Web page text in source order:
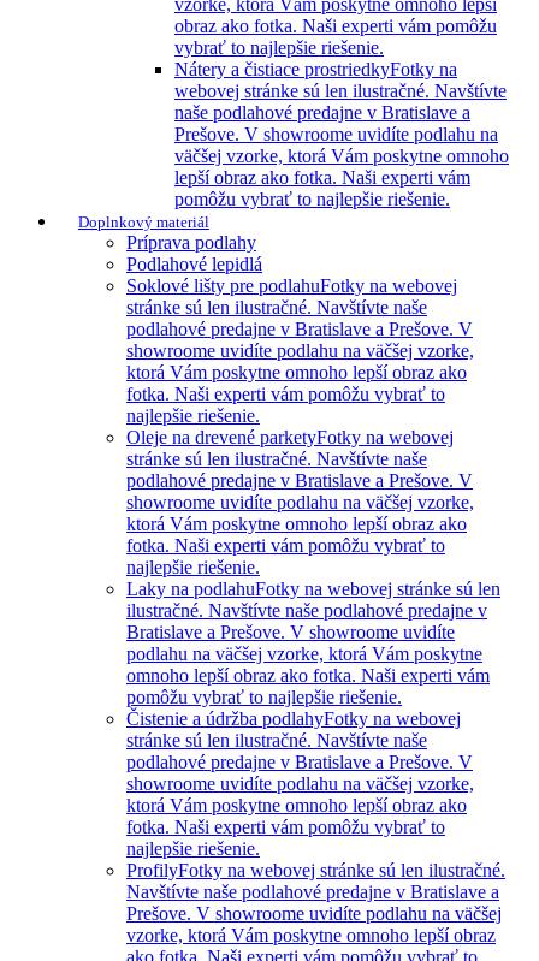
vzorke, ktorá Vám poskytne omnoho lepší
obraz ako fotka. Naši experti vám pomôžu
vybrať to najlepšie riešenie.
Nátery a čistiace prostriedkyFotky na
webovej stránke sú len ilustračné. Navštívte
naše podlahové predajne v Bratislave a
Prešove. V showroome uvidíte podlahu na
väčšej vzorke, ktorá Vám poskytne omnoho
lepší obraz ako fotka. Naši experti vám
pomôžu vybrať to najlepšie riešenie.
Doplnkový materiál
Príprava podlahy
Podlahové lepidlá
Soklové lišty pre podlahuFotky na webovej
stránke sú len ilustračné. Navštívte naše
podlahové predajne v Bratislave a Prešove. V
showroome uvidíte podlahu na väčšej vzorke,
ktorá Vám poskytne omnoho lepší obraz ako
fotka. Naši experti vám pomôžu vybrať to
najlepšie riešenie.
Oleje na drevené parketyFotky na webovej
stránke sú len ilustračné. Navštívte naše
podlahové predajne v Bratislave a Prešove. V
showroome uvidíte podlahu na väčšej vzorke,
ktorá Vám poskytne omnoho lepší obraz ako
fotka. Naši experti vám pomôžu vybrať to
najlepšie riešenie.
Laky na podlahuFotky na webovej stránke sú len
ilustračné. Navštívte naše podlahové predajne v
Bratislave a Prešove. V showroome uvidíte
podlahu na väčšej vzorke, ktorá Vám poskytne
omnoho lepší obraz ako fotka. Naši experti vám
pomôžu vybrať to najlepšie riešenie.
Čistenie a údržba podlahyFotky na webovej
stránke sú len ilustračné. Navštívte naše
podlahové predajne v Bratislave a Prešove. V
showroome uvidíte podlahu na väčšej vzorke,
ktorá Vám poskytne omnoho lepší obraz ako
fotka. Naši experti vám pomôžu vybrať to
najlepšie riešenie.
ProfilyFotky na webovej stránke sú len ilustračné.
Navštívte naše podlahové predajne v Bratislave a
Prešove. V showroome uvidíte podlahu na väčšej
vzorke, ktorá Vám poskytne omnoho lepší obraz
ako fotka. Naši experti vám pomôžu vybrať to